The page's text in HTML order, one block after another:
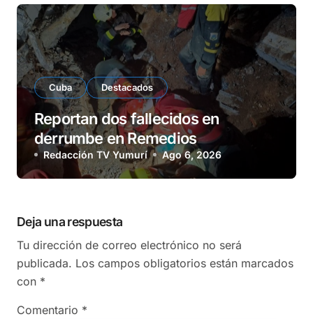
Cuba Destacados
Reportan dos fallecidos en
derrumbe en Remedios
Redacción TV Yumurí Ago 6, 2026
Deja una respuesta
Tu dirección de correo electrónico no será
publicada. Los campos obligatorios están marcados
con *
Comentario *